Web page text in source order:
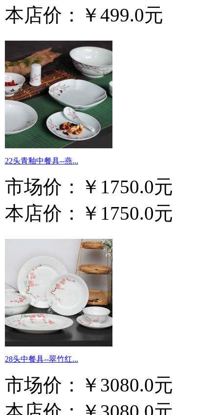
本店价：
￥499.0元
22头青釉中餐具--燕...
市场价：
￥1750.0元
本店价：
￥1750.0元
28头中餐具--翠竹红...
市场价：
￥3080.0元